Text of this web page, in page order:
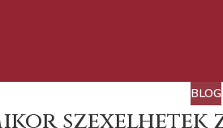
BLOG
szexelhetek